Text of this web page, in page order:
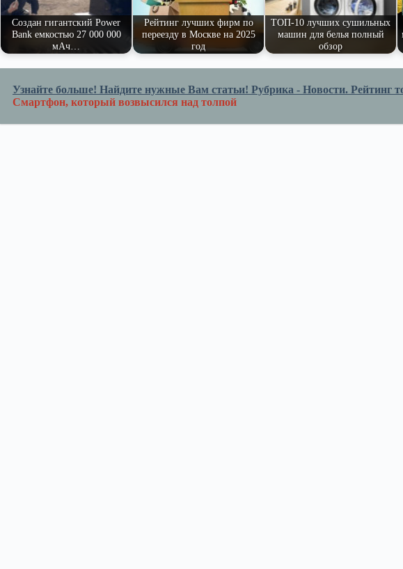
ni
ki
Создан гигантский Power
Bank емкостью 27 000 000
мАч…
Рейтинг лучших фирм по
переезду в Москве на 2025
год
ТОП-10 лучших сушильных
машин для белья полный
обзор
Узнайте больше! Найдите нужные Вам статьи! Рубрика - Новости. Рейтинг
Смартфон, который возвысился над толпой